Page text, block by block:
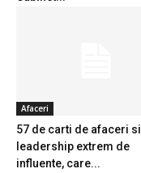
Afaceri
57 de carti de afaceri si
leadership extrem de
influente, care...